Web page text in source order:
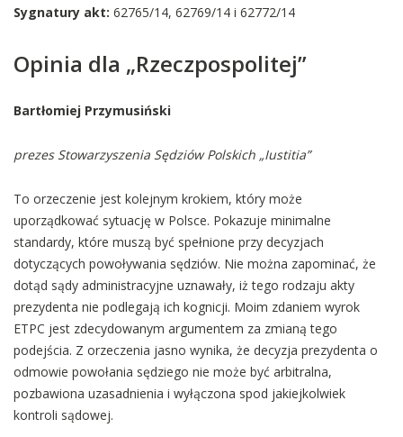
Sygnatury akt: 62765/14, 62769/14 i 62772/14
Opinia dla „Rzeczpospolitej”
Bartłomiej Przymusiński
prezes Stowarzyszenia Sędziów Polskich „Iustitia”
To orzeczenie jest kolejnym krokiem, który może
uporządkować sytuację w Polsce. Pokazuje minimalne
standardy, które muszą być spełnione przy decyzjach
dotyczących powoływania sędziów. Nie można zapominać, że
dotąd sądy administracyjne uznawały, iż tego rodzaju akty
prezydenta nie podlegają ich kognicji. Moim zdaniem wyrok
ETPC jest zdecydowanym argumentem za zmianą tego
podejścia. Z orzeczenia jasno wynika, że decyzja prezydenta o
odmowie powołania sędziego nie może być arbitralna,
pozbawiona uzasadnienia i wyłączona spod jakiejkolwiek
kontroli sądowej.